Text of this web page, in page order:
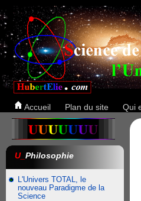
Accueil Plan du site Qui
U_ Philosophie
L'Univers TOTAL, le
nouveau Paradigme de la
Science